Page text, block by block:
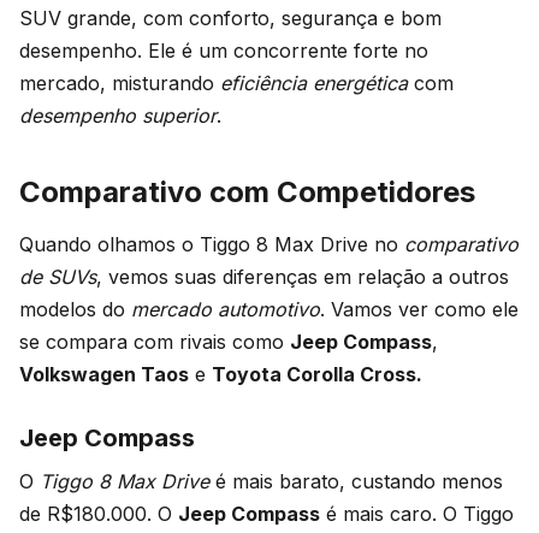
SUV grande, com conforto, segurança e bom
desempenho. Ele é um concorrente forte no
mercado, misturando eficiência energéticacom
desempenho superior.
Comparativo com Competidores
Quando olhamos o Tiggo 8 Max Drive no comparativo
de SUVs, vemos suas diferenças em relação a outros
modelos do mercado automotivo. Vamos ver como ele
se compara com rivais como Jeep Compass,
Volkswagen Taos e Toyota Corolla Cross.
Jeep Compass
O Tiggo 8 Max Driveé mais barato, custando menos
de R$180.000. O Jeep Compass é mais caro. O Tiggo